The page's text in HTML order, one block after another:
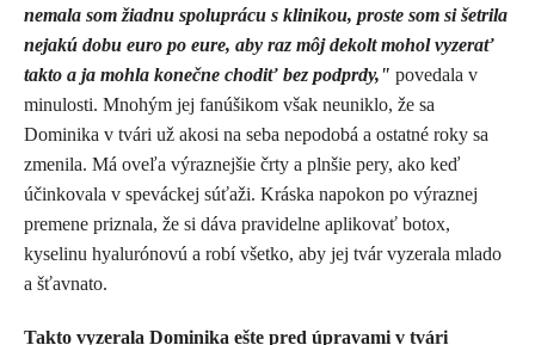
nemala som žiadnu spoluprácu s klinikou, proste som si šetrila
nejakú dobu euro po eure, aby raz môj dekolt mohol vyzerať
takto a ja mohla konečne chodiť bez podprdy," povedala v
minulosti. Mnohým jej fanúšikom však neuniklo, že sa
Dominika v tvári už akosi na seba nepodobá a ostatné roky sa
zmenila. Má oveľa výraznejšie črty a plnšie pery, ako keď
účinkovala v speváckej súťaži. Kráska napokon po výraznej
premene priznala, že si dáva pravidelne aplikovať botox,
kyselinu hyalurónovú a robí všetko, aby jej tvár vyzerala mlado
a šťavnato.
Takto vyzerala Dominika ešte pred úpravami v tvári